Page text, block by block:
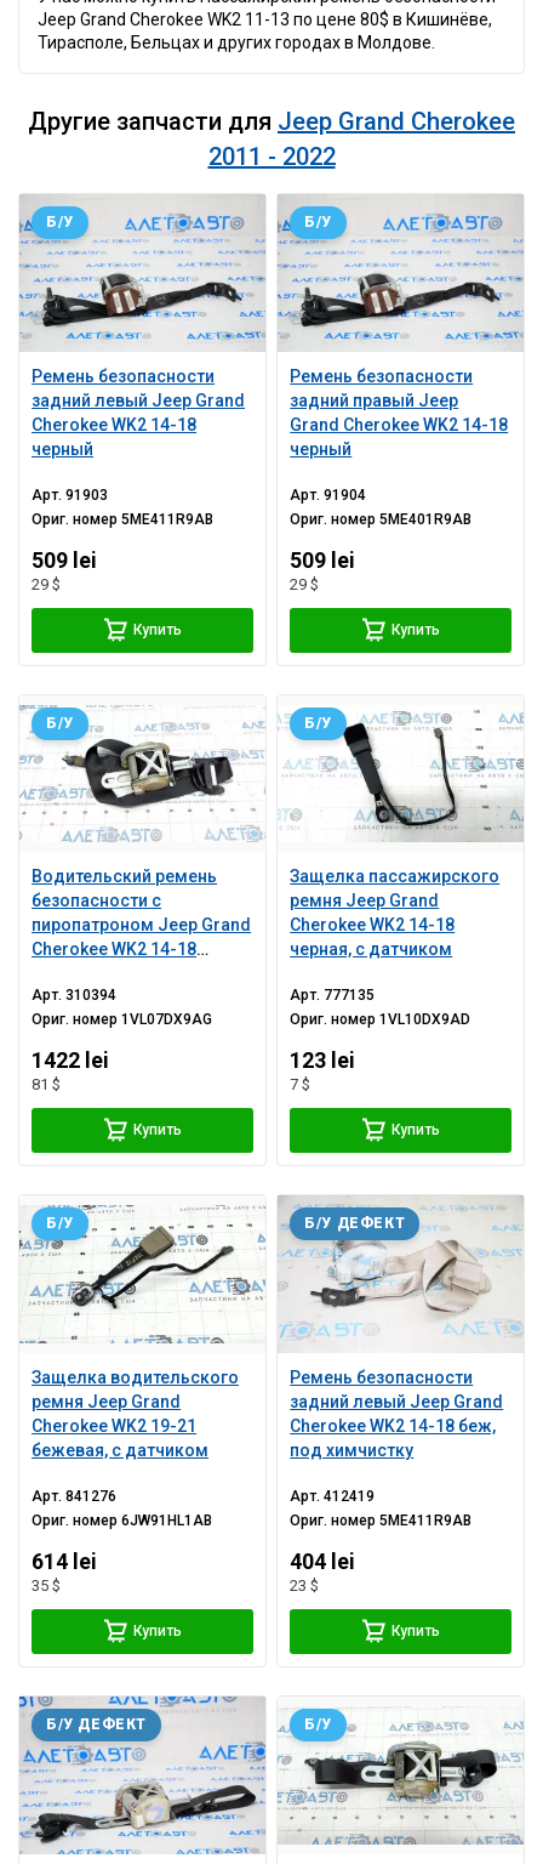
Jeep Grand Cherokee WK2 11-13 по цене 80$ в Кишинёве,
Тирасполе, Бельцах и других городах в Молдове.
Другие запчасти для Jeep Grand Cherokee
2011 - 2022
Ремень безопасности
задний левый Jeep Grand
Cherokee WK2 14-18
черный
Б/У
Арт.91903
Ориг. номер5ME411R9AB
509 lei
29 $
Купить
Ремень безопасности
задний правый Jeep
Grand Cherokee WK2 14-18
черный
Б/У
Арт.91904
Ориг. номер5ME401R9AB
509 lei
29 $
Купить
Водительский ремень
безопасности с
пиропатроном Jeep Grand
Cherokee WK2 14-18
Б/У
Арт.310394
Ориг. номер1VL07DX9AG
1422 lei
81 $
Купить
Защелка пассажирского
ремня Jeep Grand
Cherokee WK2 14-18
черная, с датчиком
Б/У
Арт. 777135
Ориг. номер1VL10DX9AD
123 lei
7 $
Купить
Защелка водительского
ремня Jeep Grand
Cherokee WK2 19-21
бежевая, с датчиком
Б/У
Арт.841276
Ориг. номер6JW91HL1AB
614 lei
35 $
Купить
Ремень безопасности
задний левый Jeep Grand
Cherokee WK2 14-18 беж,
под химчистку
Б/У ДЕФЕКТ
Арт.412419
Ориг. номер5ME411R9AB
404 lei
23 $
Купить
Б/У ДЕФЕКТ Б/У